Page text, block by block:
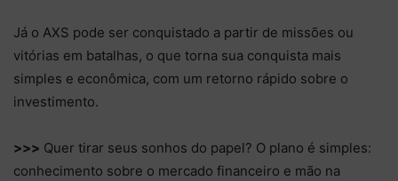
Já o AXS pode ser conquistado a partir de missões ou
vitórias em batalhas, o que torna sua conquista mais
simples e econômica, com um retorno rápido sobre o
investimento.
>>> Quer tirar seus sonhos do papel? O plano é simples:
conhecimento sobre o mercado financeiro e mão na